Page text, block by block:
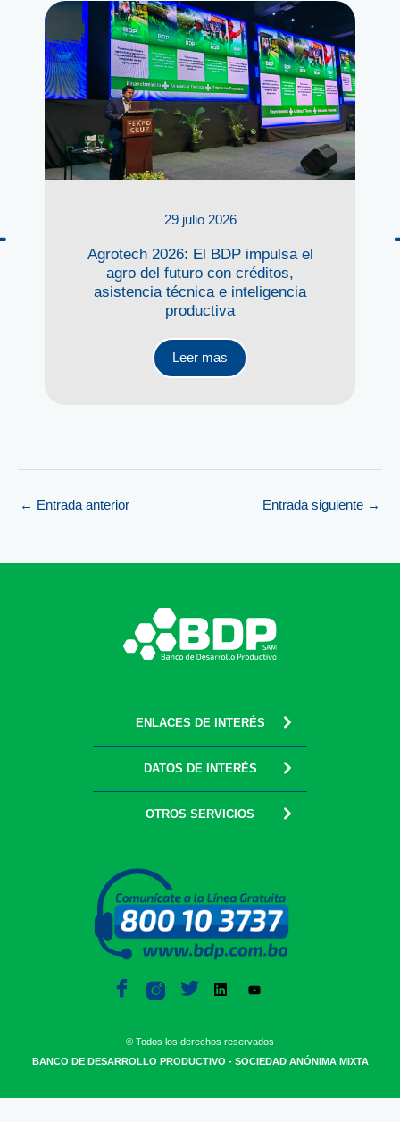
29 julio 2026
Agrotech 2026: El BDP impulsa el
agro del futuro con créditos,
asistencia técnica e inteligencia
productiva
Leer mas
← Entrada anterior Entrada siguiente →
ENLACES DE INTERÉS
DATOS DE INTERÉS
OTROS SERVICIOS
© Todos los derechos reservados
BANCO DE DESARROLLO PRODUCTIVO - SOCIEDAD ANÓNIMA MIXTA